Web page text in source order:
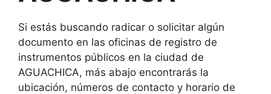
Si estás buscando radicar o solicitar algún
documento en las oficinas de registro de
instrumentos públicos en la ciudad de
AGUACHICA, más abajo encontrarás la
ubicación, números de contacto y horario de